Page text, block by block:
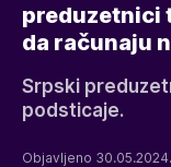
preduzetnici
da računaju
Srpski
podsticaje.
Objavljeno